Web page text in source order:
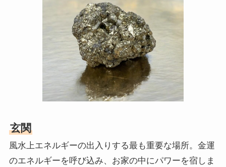
玄関
風水上エネルギーの出入りする最も重要な場所。金運
のエネルギーを呼び込み、お家の中にパワーを宿しま